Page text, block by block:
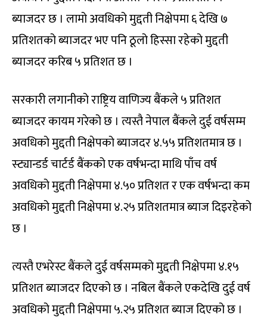
ब्याजदर छ । लामो अवधिको मुद्दती निक्षेपमा ६ देखि ७
प्रतिशतको ब्याजदर भए पनि ठूलो हिस्सा रहेको मुद्दती
ब्याजदर करिब ५ प्रतिशत छ ।
सरकारी लगानीको राष्ट्रिय वाणिज्य बैंकले ५ प्रतिशत
ब्याजदर कायम गरेको छ । त्यस्तै नेपाल बैंकले दुई वर्षसम्म
अवधिको मुद्दती निक्षेपको ब्याजदर ४.५५ प्रतिशतमात्र छ ।
स्ट्यान्डर्ड चार्टर्ड बैंकको एक वर्षभन्दा माथि पाँच वर्ष
अवधिको मुद्दती निक्षेपमा ४.५० प्रतिशत र एक वर्षभन्दा कम
अवधिको मुद्दती निक्षेपमा ४.२५ प्रतिशतमात्र ब्याज दिइरहेको
छ ।
त्यस्तै एभरेस्ट बैंकले दुई वर्षसम्मको मुद्दती निक्षेपमा ४.१५
प्रतिशत ब्याजदर दिएको छ । नबिल बैंकले एकदेखि दुई वर्ष
अवधिको मुद्दती निक्षेपमा ५.२५ प्रतिशत ब्याज दिएको छ ।